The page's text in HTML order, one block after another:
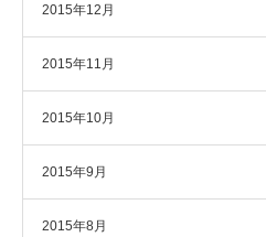
2015年12月
2015年11月
2015年10月
2015年9月
2015年8月